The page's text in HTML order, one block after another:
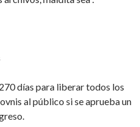
días para liberar todos los
al público si se aprueba un